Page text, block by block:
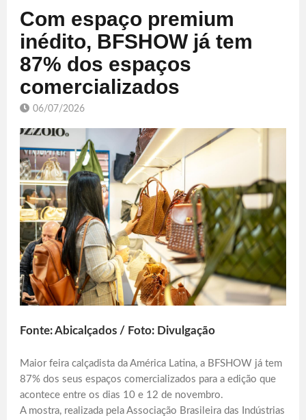
Com espaço premium
inédito, BFSHOW já tem
87% dos espaços
comercializados
06/07/2026
Fonte: Abicalçados / Foto: Divulgação
Maior feira calçadista da América Latina, a BFSHOW já tem
87% dos seus espaços comercializados para a edição que
acontece entre os dias 10 e 12 de novembro.
A mostra, realizada pela Associação Brasileira das Indústrias